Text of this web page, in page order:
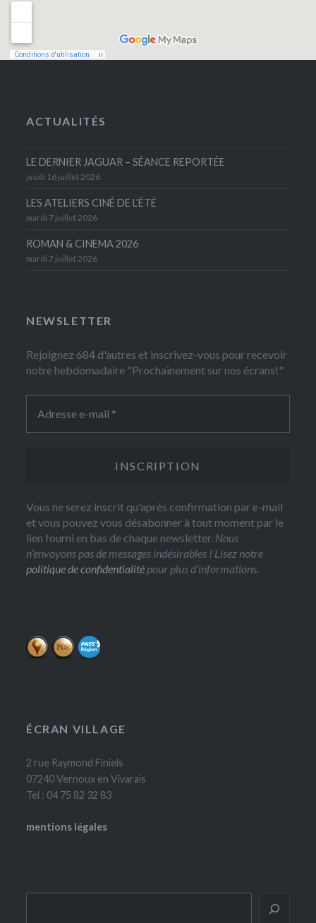
ACTUALITÉS
LE DERNIER JAGUAR – SÉANCE REPORTÉE
jeudi 16 juillet 2026
LES ATELIERS CINÉ DE L’ÉTÉ
mardi 7 juillet 2026
ROMAN & CINEMA 2026
mardi 7 juillet 2026
NEWSLETTER
Rejoignez 684 d'autres et inscrivez-vous pour recevoir
notre hebdomadaire "Prochainement sur nos écrans!"
Vous ne serez inscrit qu'après confirmation par e-mail
et vous pouvez vous désabonner à tout moment par le
lien fourni en bas de chaque newsletter. Nous
n’envoyons pas de messages indésirables ! Lisez notre
politique de confidentialité pour plus d’informations.
ÉCRAN VILLAGE
2 rue Raymond Finiels
07240 Vernoux en Vivarais
Tel : 04 75 82 32 83
mentions légales